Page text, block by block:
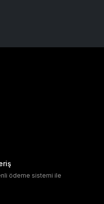
ödeme sistemi ile